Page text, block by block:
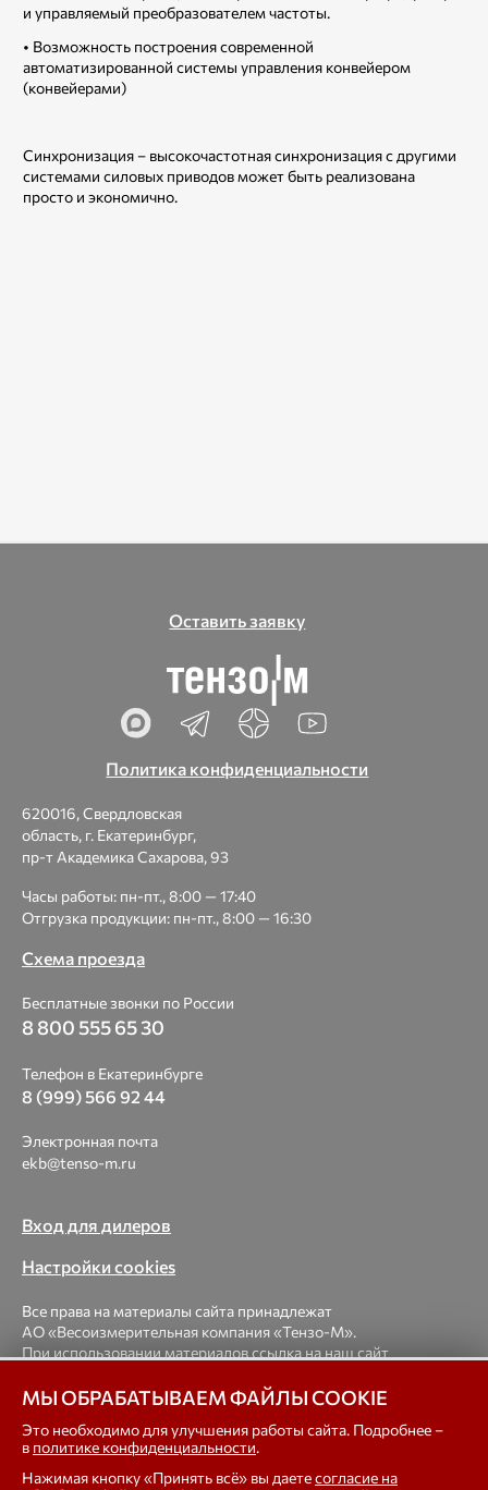
и управляемый преобразователем частоты.
• Возможность построения современной
автоматизированной системы управления конвейером
(конвейерами)
Синхронизация – высокочастотная синхронизация с другими
системами силовых приводов может быть реализована
просто и экономично.
Оставить заявку
Политика конфиденциальности
620016, Свердловская
область, г. Екатеринбург,
пр-т Академика Сахарова, 93
Часы работы: пн-пт., 8:00 — 17:40
Отгрузка продукции: пн-пт., 8:00 — 16:30
Схема проезда
Бесплатные звонки по России
8 800 555 65 30
Телефон в Екатеринбурге
8 (999) 566 92 44
Электронная почта
ekb@tenso-m.ru
Вход для дилеров
Настройки cookies
Все права на материалы сайта принадлежат
АО «Весоизмерительная компания «Тензо-М».
При использовании материалов ссылка на наш сайт
© 1998-2026 Весоизмерительная компания «Тензо-М» —
платформенные, крановые, вагонные, бункерные,
автомобильные весы, весовые дозаторы для фасовки,
МЫ ОБРАБАТЫВАЕМ ФАЙЛЫ COOKIE
Это необходимо для улучшения работы сайта. Подробнее –
в политике конфиденциальности.
Нажимая кнопку «Принять всё» вы даетесогласие на